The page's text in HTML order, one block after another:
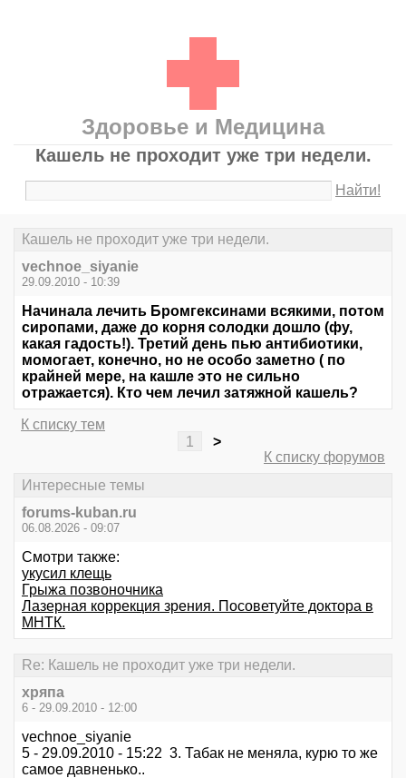
Здоровье и Медицина
Кашель не проходит уже три недели.
Найти!
Кашель не проходит уже три недели.
vechnoe_siyanie
29.09.2010 - 10:39
Начинала лечить Бромгексинами всякими, потом
сиропами, даже до корня солодки дошло (фу,
какая гадость!). Третий день пью антибиотики,
момогает, конечно, но не особо заметно ( по
крайней мере, на кашле это не сильно
отражается). Кто чем лечил затяжной кашель?
К списку тем
1
>
К списку форумов
Интересные темы
forums-kuban.ru
06.08.2026 - 09:07
Смотри также:
укусил клещь
Грыжа позвоночника
Лазерная коррекция зрения. Посоветуйте доктора в
МНТК.
Re: Кашель не проходит уже три недели.
хряпа
6 - 29.09.2010 - 12:00
vechnoe_siyanie
5 - 29.09.2010 - 15:22 3. Табак не меняла, курю то же
самое давненько..